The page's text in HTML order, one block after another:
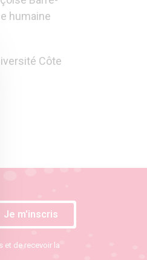
humaine
Côte
et de recevoir la